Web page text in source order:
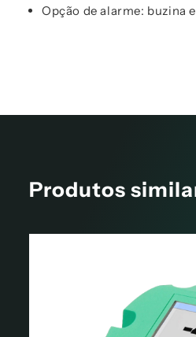
Opção de alarme: buzina
Produtos